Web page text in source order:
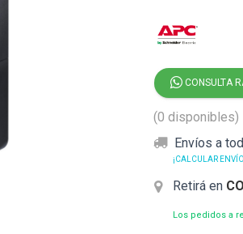
CONSULTA
(0 disponibles)
Envíos a
¡CALCULAR
Retirá en
Los pedidos a